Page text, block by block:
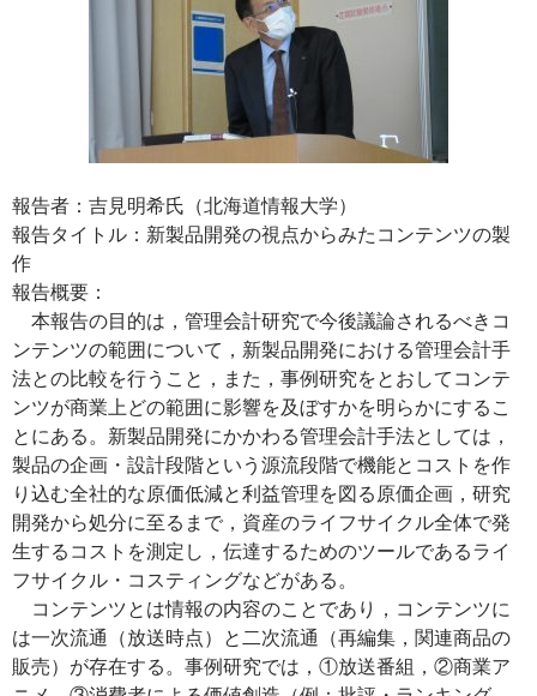
報告者：吉見明希氏（北海道情報大学）
報告タイトル：新製品開発の視点からみたコンテンツの製
作
報告概要：
本報告の目的は，管理会計研究で今後議論されるべきコ
ンテンツの範囲について，新製品開発における管理会計手
法との比較を行うこと，また，事例研究をとおしてコンテ
ンツが商業上どの範囲に影響を及ぼすかを明らかにするこ
とにある。新製品開発にかかわる管理会計手法としては，
製品の企画・設計段階という源流段階で機能とコストを作
り込む全社的な原価低減と利益管理を図る原価企画，研究
開発から処分に至るまで，資産のライフサイクル全体で発
生するコストを測定し，伝達するためのツールであるライ
フサイクル・コスティングなどがある。
コンテンツとは情報の内容のことであり，コンテンツに
は一次流通（放送時点）と二次流通（再編集，関連商品の
販売）が存在する。事例研究では，①放送番組，②商業ア